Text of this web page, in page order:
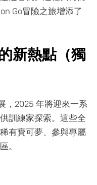
Go冒險之旅增添了
新熱點（獨
，2025 年將迎來一系
訓練家探索。這些全
有寶可夢、參與專屬
。